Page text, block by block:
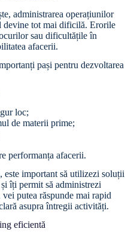
administrarea operațiunilor
devine tot mai dificilă. Erorile
sau dificultățile în
afacerii.
pași pentru dezvoltarea
loc;
de materii prime;
performanța afacerii.
important să utilizezi soluții
îți permit să administrezi
putea răspunde mai rapid
asupra întregii activități.
eficientă